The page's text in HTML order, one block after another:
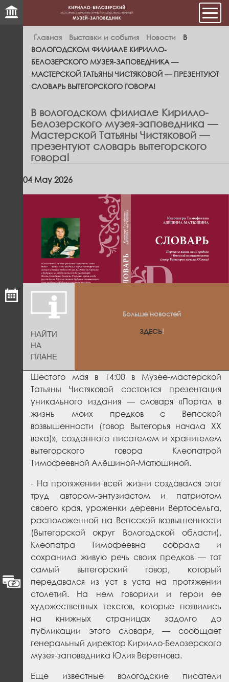
Главная Выставки и события Новости
В
ВОЛОГОДСКОМ ФИЛИАЛЕ КИРИЛЛО-
БЕЛОЗЕРСКОГО МУЗЕЯ-ЗАПОВЕДНИКА —
МАСТЕРСКОЙ ТАТЬЯНЫ ЧИСТЯКОВОЙ — ПРЕЗЕНТУЮТ
СЛОВАРЬ ВЫТЕГОРСКОГО ГОВОРА!
В вологодском филиале Кирилло-
Белозерского музея-заповедника —
Мастерской Татьяны Чистяковой —
презентуют словарь вытегорского
говора!
НАЙТИ
НА
ПЛАНЕ
04 May 2026
Больше новостей
ЗДЕСЬ!
Шестого мая в 14:00 в Музее-мастерской
Татьяны Чистяковой состоится презентация
уникального издания — словаря «Портал в
жизнь моих предков с Вепсской
возвышенности (говор Вытегорья начала ХХ
века)», созданного писателем и хранителем
вытегорского говора Клеопатрой
Тимофеевной Алёшиной-Матюшиной.
- На протяжении всей жизни создавался этот
труд автором-энтузиастом и патриотом
своего края, уроженки деревни Вертосельга,
расположенной на Вепсской возвышенности
(Вытегорской округ Вологодской области).
Клеопатра Тимофеевна собрала и
сохранила живую речь своих предков — тот
самый вытегорский говор, который
передавался из уст в уста на протяжении
столетий. На нем говорили и герои ее
художественных текстов, которые появились
на книжных страницах задолго до
публикации этого словаря, — сообщает
генеральный директор Кирилло-Белозерского
музея-заповедника Юлия Веретнова.
Еще известные вологодские писатели